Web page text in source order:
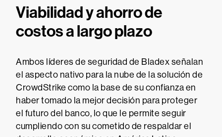
Viabilidad y ahorro de
costos a largo plazo
Ambos líderes de seguridad de Bladex señalan
el aspecto nativo para la nube de la solución de
CrowdStrike como la base de su confianza en
haber tomado la mejor decisión para proteger
el futuro del banco, lo que le permite seguir
cumpliendo con su cometido de respaldar el